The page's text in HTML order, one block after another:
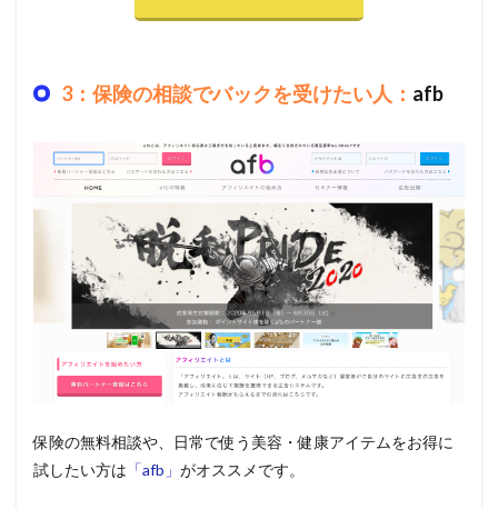
3：保険の相談でバックを受けたい人： afb
保険の無料相談や、日常で使う美容・健康アイテムをお得に
試したい方は 「afb」 がオススメです。